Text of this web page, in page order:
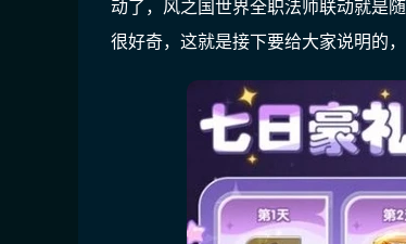
动了，风之国世界全职法师联动就是
很好奇，这就是接下要给大家说明的